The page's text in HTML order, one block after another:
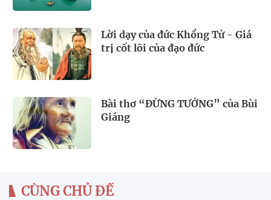
Lời dạy của đức Khổng Tử - Giá
trị cốt lõi của đạo đức
Bài thơ “ĐỪNG TƯỞNG” của Bùi
Giáng
CÙNG CHỦ ĐỀ